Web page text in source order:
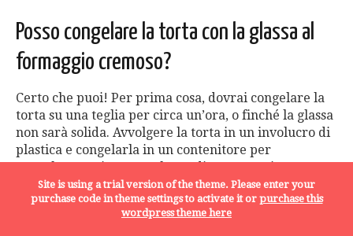
Posso congelare la torta con la glassa al
formaggio cremoso?
Certo che puoi! Per prima cosa, dovrai congelare la
torta su una teglia per circa un’ora, o finché la glassa
non sarà solida. Avvolgere la torta in un involucro di
plastica e congelarla in un contenitore per
un massimo di 3 mesi. Puoi farlo sia con la torta
intera che con le singole fette. Scongelare la torta
congelata in frigorifero e portarla a temperatura
Site is using a trial version of the theme. Please enter your
purchase code in theme settings to activate it or purchase this
wordpress theme here